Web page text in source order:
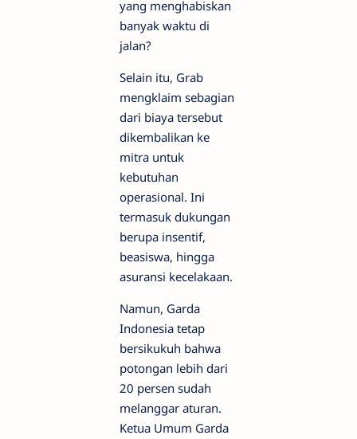
yang menghabiskan
banyak waktu di
jalan?
Selain itu, Grab
mengklaim sebagian
dari biaya tersebut
dikembalikan ke
mitra untuk
kebutuhan
operasional. Ini
termasuk dukungan
berupa insentif,
beasiswa, hingga
asuransi kecelakaan.
Namun, Garda
Indonesia tetap
bersikukuh bahwa
potongan lebih dari
20 persen sudah
melanggar aturan.
Ketua Umum Garda